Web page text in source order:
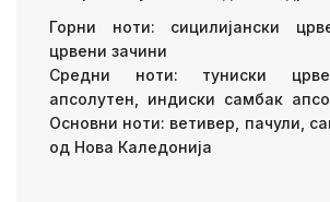
Горни ноти: сицилијански
црвени зачини
Средни ноти: туниски
апсолутен, индиски самбак
Основни ноти: ветивер, пачули,
од Нова Каледонија